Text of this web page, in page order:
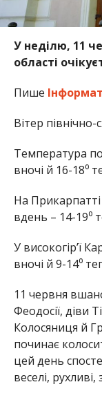
У неділю, 11
області
Пише
Вітер
Температура
вночі й 16-18⁰
На Прикарпатті
вдень – 14-19⁰
У високогір’ї
вночі й 9-14⁰
11 червня
Феодосії, діви
Колосяниця й
починає
цей день
веселі,